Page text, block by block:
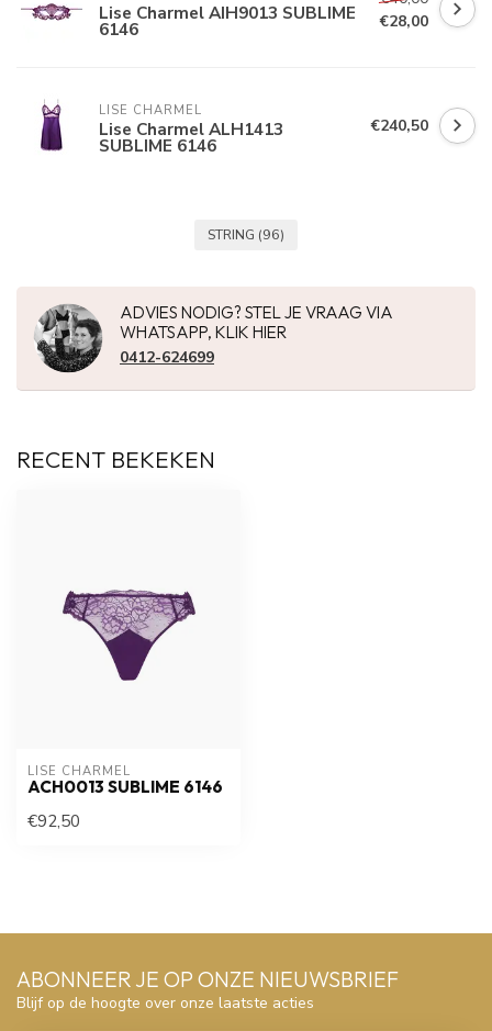
Lise Charmel AIH9013 SUBLIME
6146
€28,00
LISE CHARMEL
Lise Charmel ALH1413
SUBLIME 6146
€240,50
STRING (96)
ADVIES NODIG? STEL JE VRAAG VIA
WHATSAPP, KLIK HIER
0412-624699
RECENT BEKEKEN
LISE CHARMEL
ACH0013 SUBLIME 6146
€92,50
ABONNEER JE OP ONZE NIEUWSBRIEF
Blijf op de hoogte over onze laatste acties